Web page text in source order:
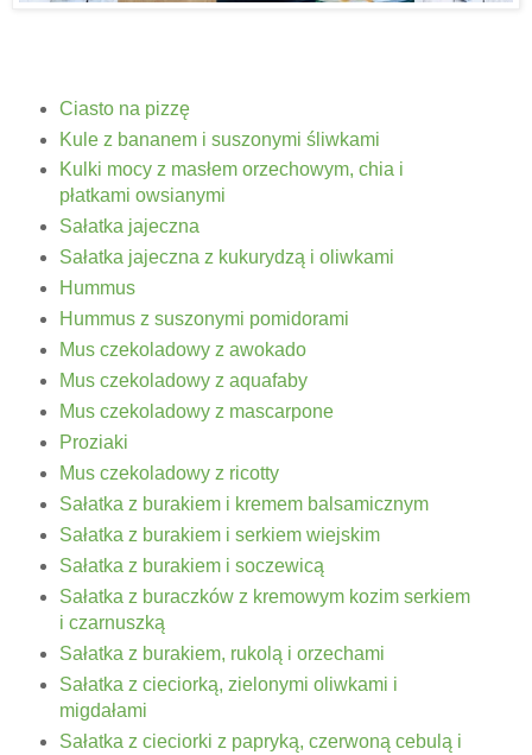
Ciasto na pizzę
Kule z bananem i suszonymi śliwkami
Kulki mocy z masłem orzechowym, chia i
płatkami owsianymi
Sałatka jajeczna
Sałatka jajeczna z kukurydzą i oliwkami
Hummus
Hummus z suszonymi pomidorami
Mus czekoladowy z awokado
Mus czekoladowy z aquafaby
Mus czekoladowy z mascarpone
Proziaki
Mus czekoladowy z ricotty
Sałatka z burakiem i kremem balsamicznym
Sałatka z burakiem i serkiem wiejskim
Sałatka z burakiem i soczewicą
Sałatka z buraczków z kremowym kozim serkiem
i czarnuszką
Sałatka z burakiem, rukolą i orzechami
Sałatka z cieciorką, zielonymi oliwkami i
migdałami
Sałatka z cieciorki z papryką, czerwoną cebulą i